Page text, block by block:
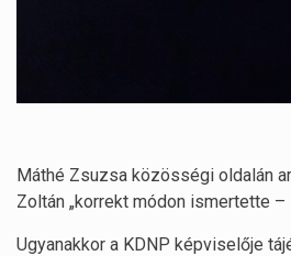
Máthé Zsuzsa közösségi oldalán
Zoltán „korrekt módon ismertette
Ugyanakkor a KDNP képviselője